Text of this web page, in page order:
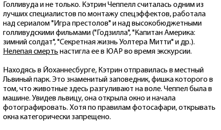
Голливуда и не только. Кэтрин Чеппелл считалась одним из
лучших специалистов по монтажу спецэффектов, работала
над сериалом "Игра престолов" и над высокобюджетными
голливудскими фильмами ("Годзилла", "Капитан Америка:
зимний солдат", "Секретная жизнь Уолтера Митти" и др.).
Нелепая смерть настигла ее в ЮАР во время экскурсии.
Находясь в Йоханнесбурге, Кэтрин отправилась в местный
Львиный парк. Это знаменитый заповедник, фишка которого в
том, что животные здесь разгуливают на воле. Чеппел была в
машине. Увидев львицу, она открыла окно и начала
фотографировать. Хотя по правилам фотосафари, открывать
окна категорически запрещено.